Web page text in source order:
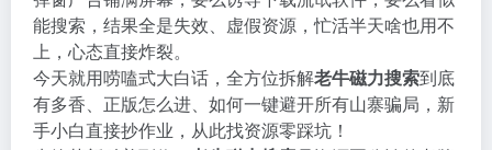
能搜索，结果全是失效、虚假资源，忙活半天啥也用不
上，心态直接炸裂。
今天就用唠嗑式大白话，全方位拆解老牛磁力搜索到底
有多香、正版怎么进、如何一键避开所有山寨骗局，新
手小白直接抄作业，从此找资源零踩坑！